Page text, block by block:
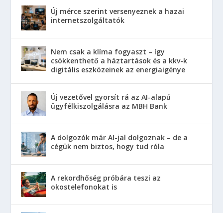
Új mérce szerint versenyeznek a hazai
internetszolgáltatók
Nem csak a klíma fogyaszt – így
csökkenthető a háztartások és a kkv-k
digitális eszközeinek az energiaigénye
Új vezetővel gyorsít rá az AI-alapú
ügyfélkiszolgálásra az MBH Bank
A dolgozók már AI-jal dolgoznak – de a
cégük nem biztos, hogy tud róla
A rekordhőség próbára teszi az
okostelefonokat is